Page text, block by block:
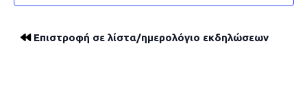
Επιστροφή σε λίστα/ημερολόγιο εκδηλώσεων